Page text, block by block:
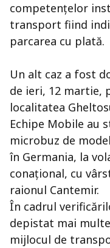
competențelor
transport fiind
parcarea cu plată.
Un alt caz a fost
de ieri, 12 martie,
localitatea
Echipe Mobile au
microbuz de
în Germania, la
conațional, cu
raionul Cantemir.
În cadrul
depistat mai
mijlocul de